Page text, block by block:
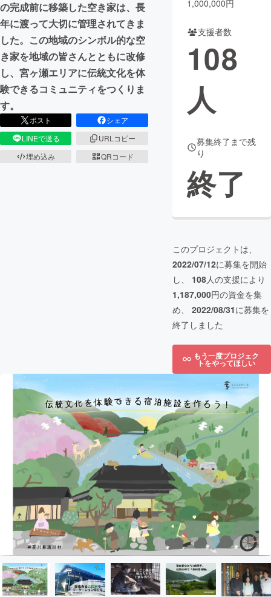
CAMPFIREふるさと納税machi-ya コミュニティ
の完成前に移築した空き家は、長
年に渡って大切に管理されてきま
した。この地域のシンボル的な空
き家を地域の皆さんとともに改修
し、宮ヶ瀬エリアに伝統文化を体
験できるコミュニティをつくりま
す。
ポスト
シェア
LINEで送る
URLコピー
埋め込み
QRコード
1,000,000円
支援者数
108
人
募集終了まで残
り
終了
このプロジェクトは、
2022/07/12に募集を開始
し、 108人の支援により
1,187,000円の資金を集
め、 2022/08/31に募集を
終了しました
もう一度プロジェク
トをやってほしい